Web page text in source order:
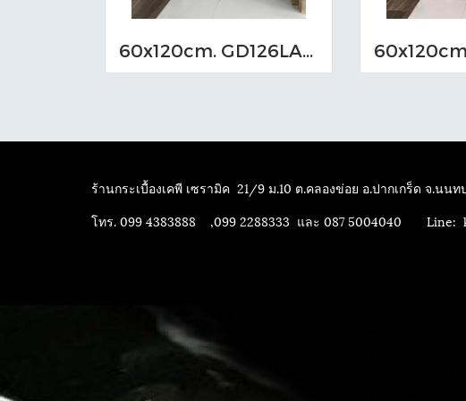
60x120cm. GD126LA05 (MO)
ร้านกระเบื้องเคพี เซรามิค 21/9 ม.10 ต.คลองข่อย อ.ปากเกร็ด จ.นน
โทร. 099 4383888 ,099 2288333 และ 087 5004040 Line: